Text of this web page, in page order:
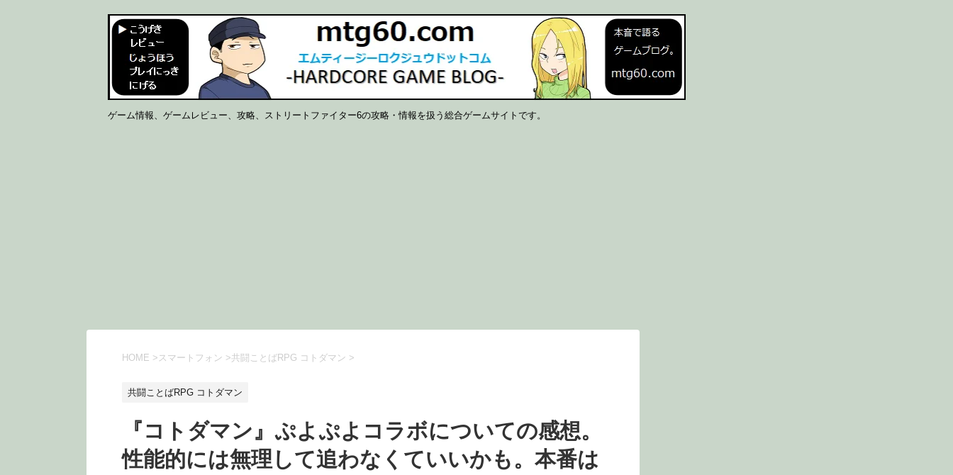
ゲーム情報、ゲームレビュー、攻略、ストリートファイター6の攻略・情報を扱う総合ゲームサイトです。
HOME > スマートフォン >共闘ことばRPG コトダマン >
共闘ことばRPG コトダマン
『コトダマン』ぷよぷよコラボについての感想。
性能的には無理して追わなくていいかも。本番は